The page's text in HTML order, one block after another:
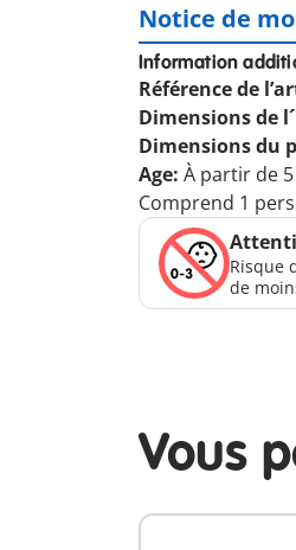
Notice de
Information
Référence de
Dimensions de
Dimensions du
Age: À partir de 5
Comprend 1
Risque
de
Vous